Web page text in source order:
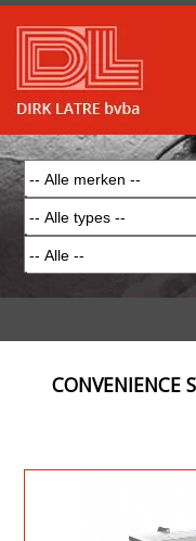
CONVENIENCE